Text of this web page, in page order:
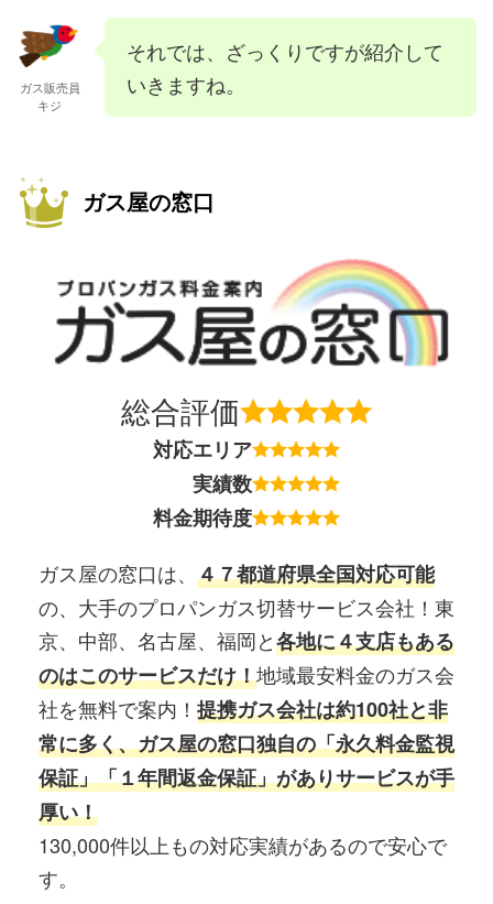
ガス販売員
キジ
それでは、ざっくりですが紹介して
いきますね。
ガス屋の窓口
総合評価
対応エリア
実績数
料金期待度
ガス屋の窓口は、 ４７都道府県全国対応可能
の、大手のプロパンガス切替サービス会社！東
京、中部、名古屋、福岡と各地に４支店もある
のはこのサービスだけ！地域最安料金のガス会
社を無料で案内！ 提携ガス会社は約100社と非
常に多く、ガス屋の窓口独自の「永久料金監視
保証」「１年間返金保証」がありサービスが手
厚い！
130,000件以上もの対応実績があるので安心で
す。